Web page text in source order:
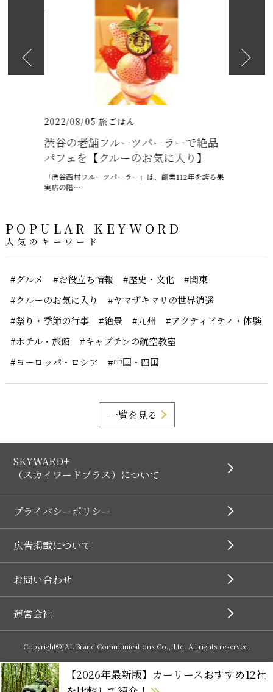
【2026年最新版】カーリースおすすめ12社
2026
紹介
2022/08/05 旅ごはん
渋谷の老舗フルーツパーラーで絶品
パフェを【クルーのお気に入り】
「渋谷西村フルーツパーラー」は、創業112年を誇る果
実店の階…
POPULAR KEYWORD
人気のキーワード
#グルメ #お役立ち情報 #歴史・文化
#関東
#クルーのお気に入り
#ヤマザキマリの世界逍遥
#祭り・季節の行事
#絶景 #九州
#アクティビティ・体験
#ホテル・旅館
#キャプテンの航空教室
#ヨーロッパ・ロシア
#中国・四国
一覧を見る
SKYWARD+
（スカイワードプラス）について
プライバシーポリシー
広告掲載について
お問い合わせ
運営会社
Copyright©JAL Brand Communications Co., Ltd. All rights reserved.